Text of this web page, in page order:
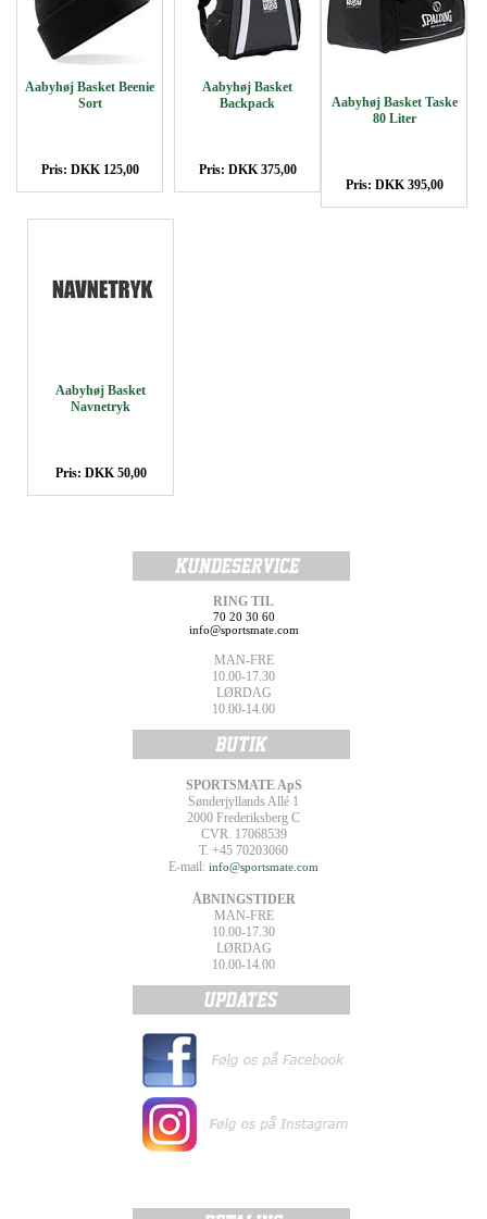
Aabyhøj Basket Beenie
Sort
Pris: DKK 125,00
Aabyhøj Basket
Backpack
Pris: DKK 375,00
Aabyhøj Basket Taske
80 Liter
Pris: DKK 395,00
Aabyhøj Basket
Navnetryk
Pris: DKK 50,00
RING TIL
70 20 30 60
info@sportsmate.com
MAN-FRE
10.00-17.30
LØRDAG
10.00-14.00
SPORTSMATE ApS
Sønderjyllands Allé 1
2000 Frederiksberg C
CVR. 17068539
T. +45 70203060
E-mail: info@sportsmate.com
ÅBNINGSTIDER
MAN-FRE
10.00-17.30
LØRDAG
10.00-14.00